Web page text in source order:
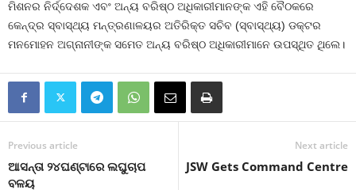
ମିଶନର ନିର୍ଦ୍ଦେଶକ ଏବଂ ଅନ୍ୟ ବରିଷ୍ଠ ଅଧିକାରୀମାନଙ୍କ ଏହି ବୈଠକରେ
କେନ୍ଦ୍ର ସ୍ବାସ୍ଥ୍ୟ ମନ୍ତ୍ରଣାଳୟର ଅତିରିକ୍ତ ସଚିବ (ସ୍ବାସ୍ଥ୍ୟ) ଡକ୍ଟର
ମନମୋହନ ଅଗ୍ନାନୀଙ୍କ ସମେତ ଅନ୍ୟ ବରିଷ୍ଠ ଅଧିକାରୀମାନେ ଉପସ୍ଥିତ ଥିଲେ।
Previous article
ଆସନ୍ତା ୨୪ଘଣ୍ଟାରେ ଲଘୁଚାପ
ବଳୟ
Next article
JSW Gets Command Centre